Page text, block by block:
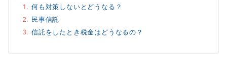
何も対策しないとどうなる？
民事信託
信託をしたとき税金はどうなるの？